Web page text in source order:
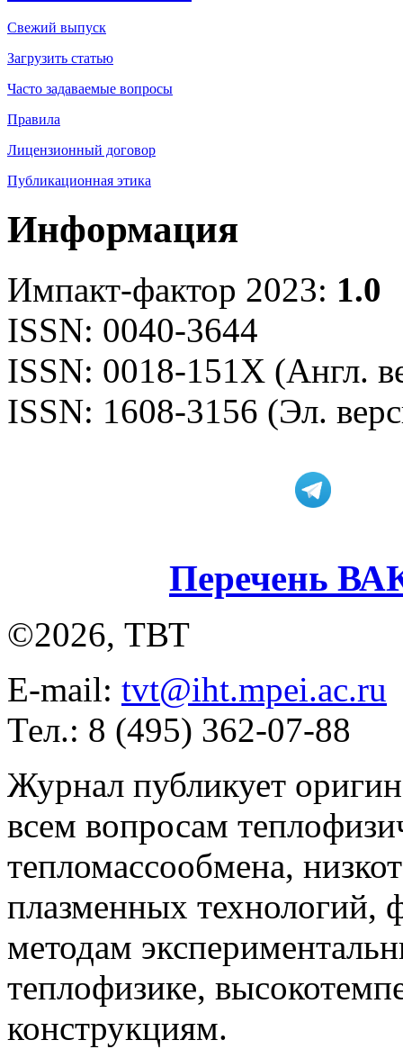
Свежий выпуск
Загрузить статью
Часто задаваемые вопросы
Правила
Лицензионный договор
Публикационная этика
Информация
Импакт-фактор 2023: 1.0
ISSN: 0040-3644
ISSN: 0018-151X (Англ.
ISSN: 1608-3156 (Эл.
Перечень
©2026, ТВТ
E-mail: tvt@iht.mpei.ac.ru
Тел.: 8 (495) 362-07-88
Журнал публикует
всем вопросам
тепломассообмена,
плазменных технологий,
методам
теплофизике,
конструкциям.